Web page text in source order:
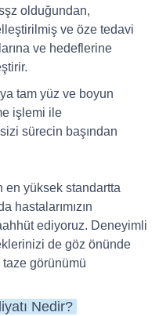
olduğundan,
ve öze tedavi
ve hedeflerine
tam yüz ve boyun
işlemi ile
sürecin başından
en yüksek standartta
hastalarımızın
ediyoruz. Deneyimli
de göz önünde
görünümü
Nedir?